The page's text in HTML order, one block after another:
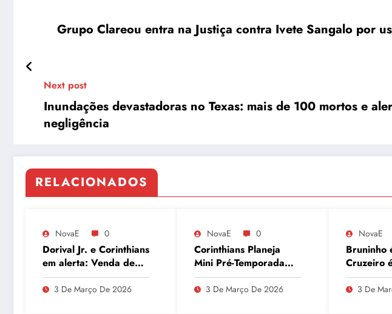
Grupo Clareou entra na Justiça contra Ivete Sangalo por
Next post
Inundações devastadoras no Texas: mais de 100 mortos e
negligência
RELACIONADOS
NovaE 0
Dorival Jr. e Corinthians
em alerta: Venda de
André ao Milan
movimenta o Parque
3 De Março De 2026
NovaE 0
Corinthians Planeja
Mini Pré-Temporada
para Maio e Busca
Recuperar Elenco e
3 De Março De 2026
NovaE
Bruninho
Cruzeiro
Sul-
Clubes,
3 De